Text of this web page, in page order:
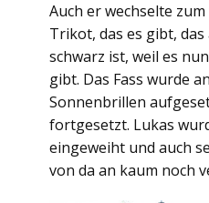
Auch er wechselte
Trikot, das es gibt,
schwarz ist, weil es
gibt. Das Fass wurde
Sonnenbrillen
fortgesetzt. Lukas
eingeweiht und auch
von da an kaum noch